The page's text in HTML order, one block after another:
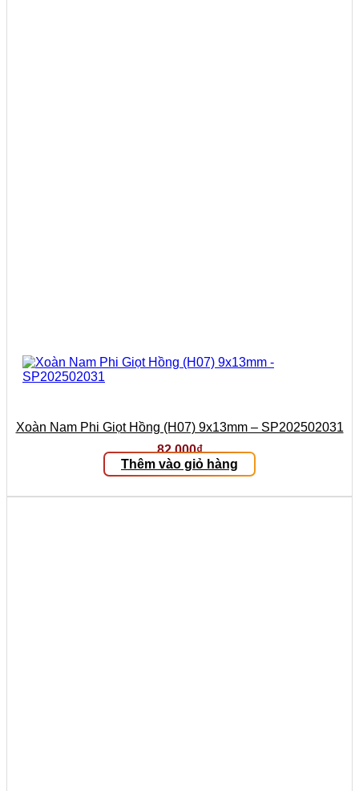
Xoàn Nam Phi Giọt Hồng (H07) 9x13mm – SP202502031
82.000₫
Thêm vào giỏ hàng